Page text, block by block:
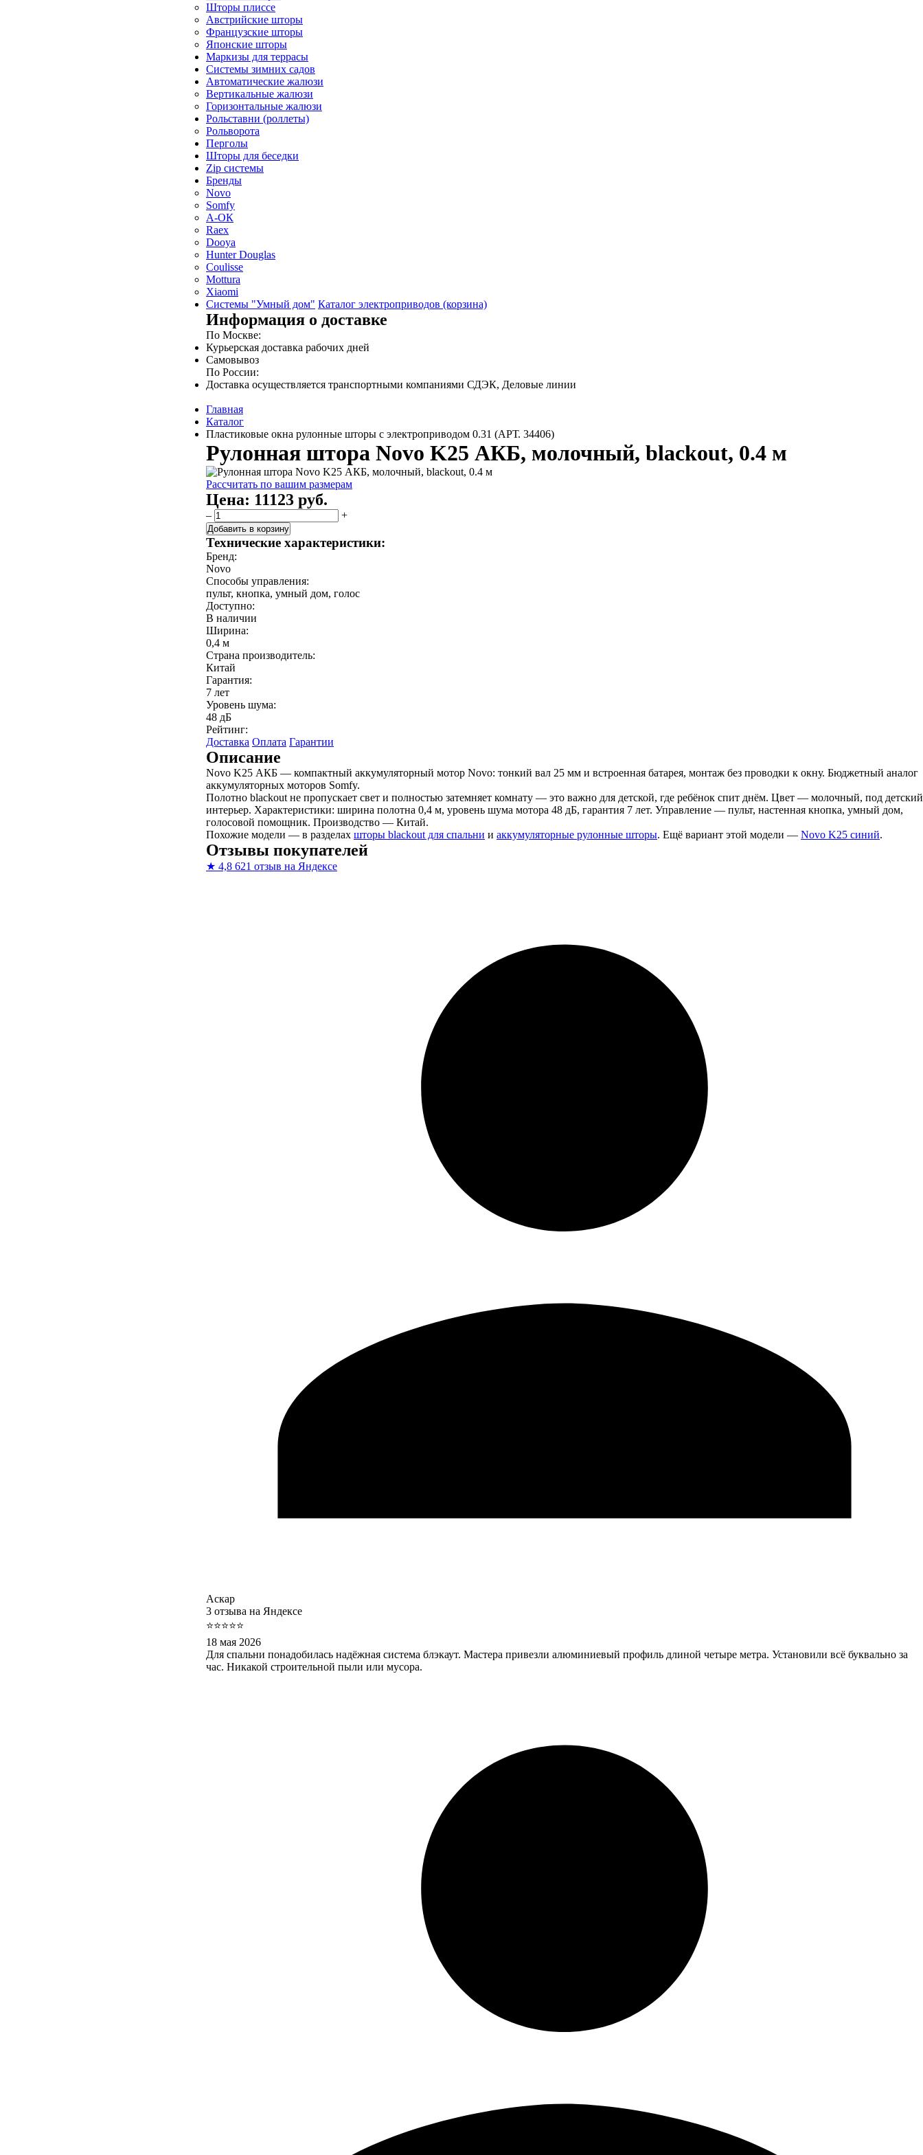
Шторы плиссе
Австрийские шторы
Французские шторы
Японские шторы
Маркизы для террасы
Системы зимних садов
Автоматические жалюзи
Вертикальные жалюзи
Горизонтальные жалюзи
Рольставни (роллеты)
Рольворота
Перголы
Шторы для беседки
Zip системы
Бренды
Novo
Somfy
А-ОК
Raex
Dooya
Hunter Douglas
Coulisse
Mottura
Xiaomi
Системы "Умный дом" Каталог электроприводов (корзина)
Информация о доставке
По Москве:
Курьерская доставка рабочих дней
Самовывоз
По России:
Доставка осуществляется транспортными компаниями СДЭК, Деловые линии
Главная
Каталог
Пластиковые окна рулонные шторы с электроприводом 0.31 (АРТ. 34406)
Рулонная штора Novo K25 АКБ, молочный, blackout, 0.4 м
Рассчитать по вашим размерам
Цена: 11123 руб.
– +
Добавить в корзину
Технические характеристики:
Бренд:
Novo
Способы управления:
пульт, кнопка, умный дом, голос
Доступно:
В наличии
Ширина:
0,4 м
Страна производитель:
Китай
Гарантия:
7 лет
Уровень шума:
48 дБ
Рейтинг:
Доставка Оплата Гарантии
Описание
Novo K25 АКБ — компактный аккумуляторный мотор Novo: тонкий вал 25 мм и встроенная батарея, монтаж без проводки к окну. Бюджетный аналог
аккумуляторных моторов Somfy.
Полотно blackout не пропускает свет и полностью затемняет комнату — это важно для детской, где ребёнок спит днём. Цвет — молочный, под детский
интерьер. Характеристики: ширина полотна 0,4 м, уровень шума мотора 48 дБ, гарантия 7 лет. Управление — пульт, настенная кнопка, умный дом,
голосовой помощник. Производство — Китай.
Похожие модели — в разделах шторы blackout для спальни и аккумуляторные рулонные шторы. Ещё вариант этой модели — Novo K25 синий.
Отзывы покупателей
★ 4,8 621 отзыв на Яндексе
Аскар
3 отзыва на Яндексе
⭐⭐⭐⭐⭐
18 мая 2026
Для спальни понадобилась надёжная система блэкаут. Мастера привезли алюминиевый профиль длиной четыре метра. Установили всё буквально за
час. Никакой строительной пыли или мусора.